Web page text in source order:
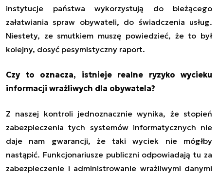
instytucje państwa wykorzystują do bieżącego
załatwiania spraw obywateli, do świadczenia usług.
Niestety, ze smutkiem muszę powiedzieć, że to był
kolejny, dosyć pesymistyczny raport.
Czy to oznacza, istnieje realne ryzyko wycieku
informacji wrażliwych dla obywatela?
Z naszej kontroli jednoznacznie wynika, że stopień
zabezpieczenia tych systemów informatycznych nie
daje nam gwarancji, że taki wyciek nie mógłby
nastąpić. Funkcjonariusze publiczni odpowiadają tu za
zabezpieczenie i administrowanie wrażliwymi danymi